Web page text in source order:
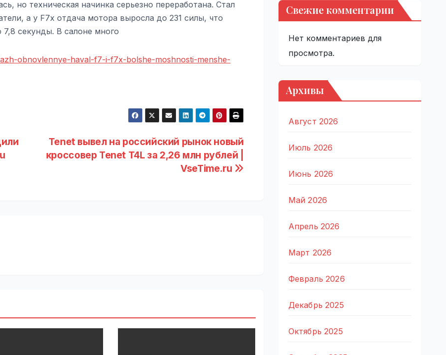
но техническая начинка серьезно переработана. Стал
а у F7x отдача мотора выросла до 231 силы, что
7,8 секунды. В салоне много
obnovlennye-haval-f7-i-f7x-bolshe-moshnosti-menshe-
Tenet вывел на российский рынок новый
кроссовер Tenet T4L за 2,26 млн рублей |
VseTime.ru
Свежие комментарии
Нет комментариев для
просмотра.
Архивы
Август 2026
Июль 2026
Июнь 2026
Май 2026
Апрель 2026
Март 2026
Февраль 2026
Декабрь 2025
Октябрь 2025